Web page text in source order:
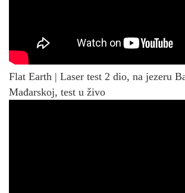
Flat Earth | Laser test 2 dio, na jezeru
Mađarskoj, test u živo